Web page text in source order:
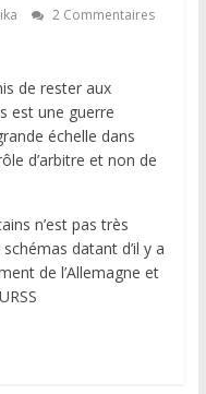
2 Commentaires
de rester aux
est une guerre
échelle dans
d’arbitre et non de
n’est pas très
datant d’il y a
de l’Allemagne et